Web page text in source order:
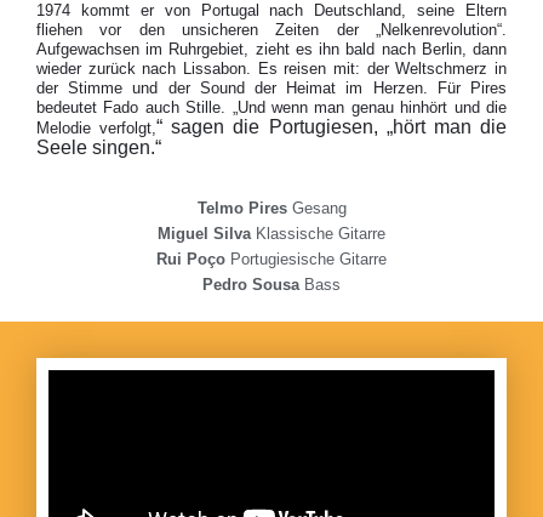
1974 kommt er von Portugal nach Deutschland, seine Eltern
fliehen vor den unsicheren Zeiten der „Nelkenrevolution“.
Aufgewachsen im Ruhrgebiet, zieht es ihn bald nach Berlin, dann
wieder zurück nach Lissabon. Es reisen mit: der Weltschmerz in
der Stimme und der Sound der Heimat im Herzen. Für Pires
bedeutet Fado auch Stille. „Und wenn man genau hinhört und die
Melodie verfolgt,“ sagen die Portugiesen, „hört man die
Seele singen.“
Telmo Pires Gesang
Miguel Silva Klassische Gitarre
Rui Poço Portugiesische Gitarre
Pedro Sousa Bass